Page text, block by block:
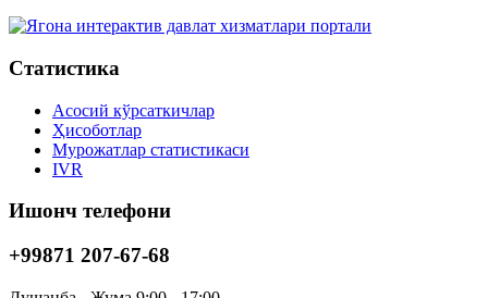
Статистика
Асосий кўрсаткичлар
Ҳисоботлар
Мурожатлар статистикаси
IVR
Ишонч телефони
+99871 207-67-68